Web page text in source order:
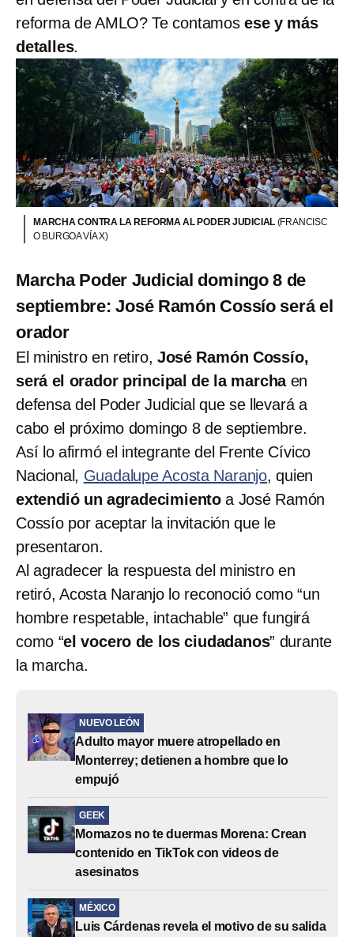
reforma de AMLO? Te contamosese y más
detalles.
MARCHA CONTRA LA REFORMA AL PODER JUDICIAL (FRANCISC
O BURGOA VÍA X)
Marcha Poder Judicial domingo 8 de
septiembre: José Ramón Cossío será el
orador
El ministro en retiro, José Ramón Cossío,
será el orador principal de la marchaen
defensa del Poder Judicial que se llevará a
cabo el próximo domingo 8 de septiembre.
Así lo afirmó el integrante del Frente Cívico
Nacional, Guadalupe Acosta Naranjo, quien
extendió un agradecimiento a José Ramón
Cossío por aceptar la invitación que le
presentaron.
Al agradecer la respuesta del ministro en
retiró, Acosta Naranjo lo reconoció como “un
hombre respetable, intachable” que fungirá
como “el vocero de los ciudadanos” durante
la marcha.
NUEVO LEÓN
Adulto mayor muere atropellado en
Monterrey; detienen a hombre que lo
empujó
GEEK
Momazos no te duermas Morena: Crean
contenido en TikTok con videos de
asesinatos
MÉXICO
Luis Cárdenas revela el motivo de su salida